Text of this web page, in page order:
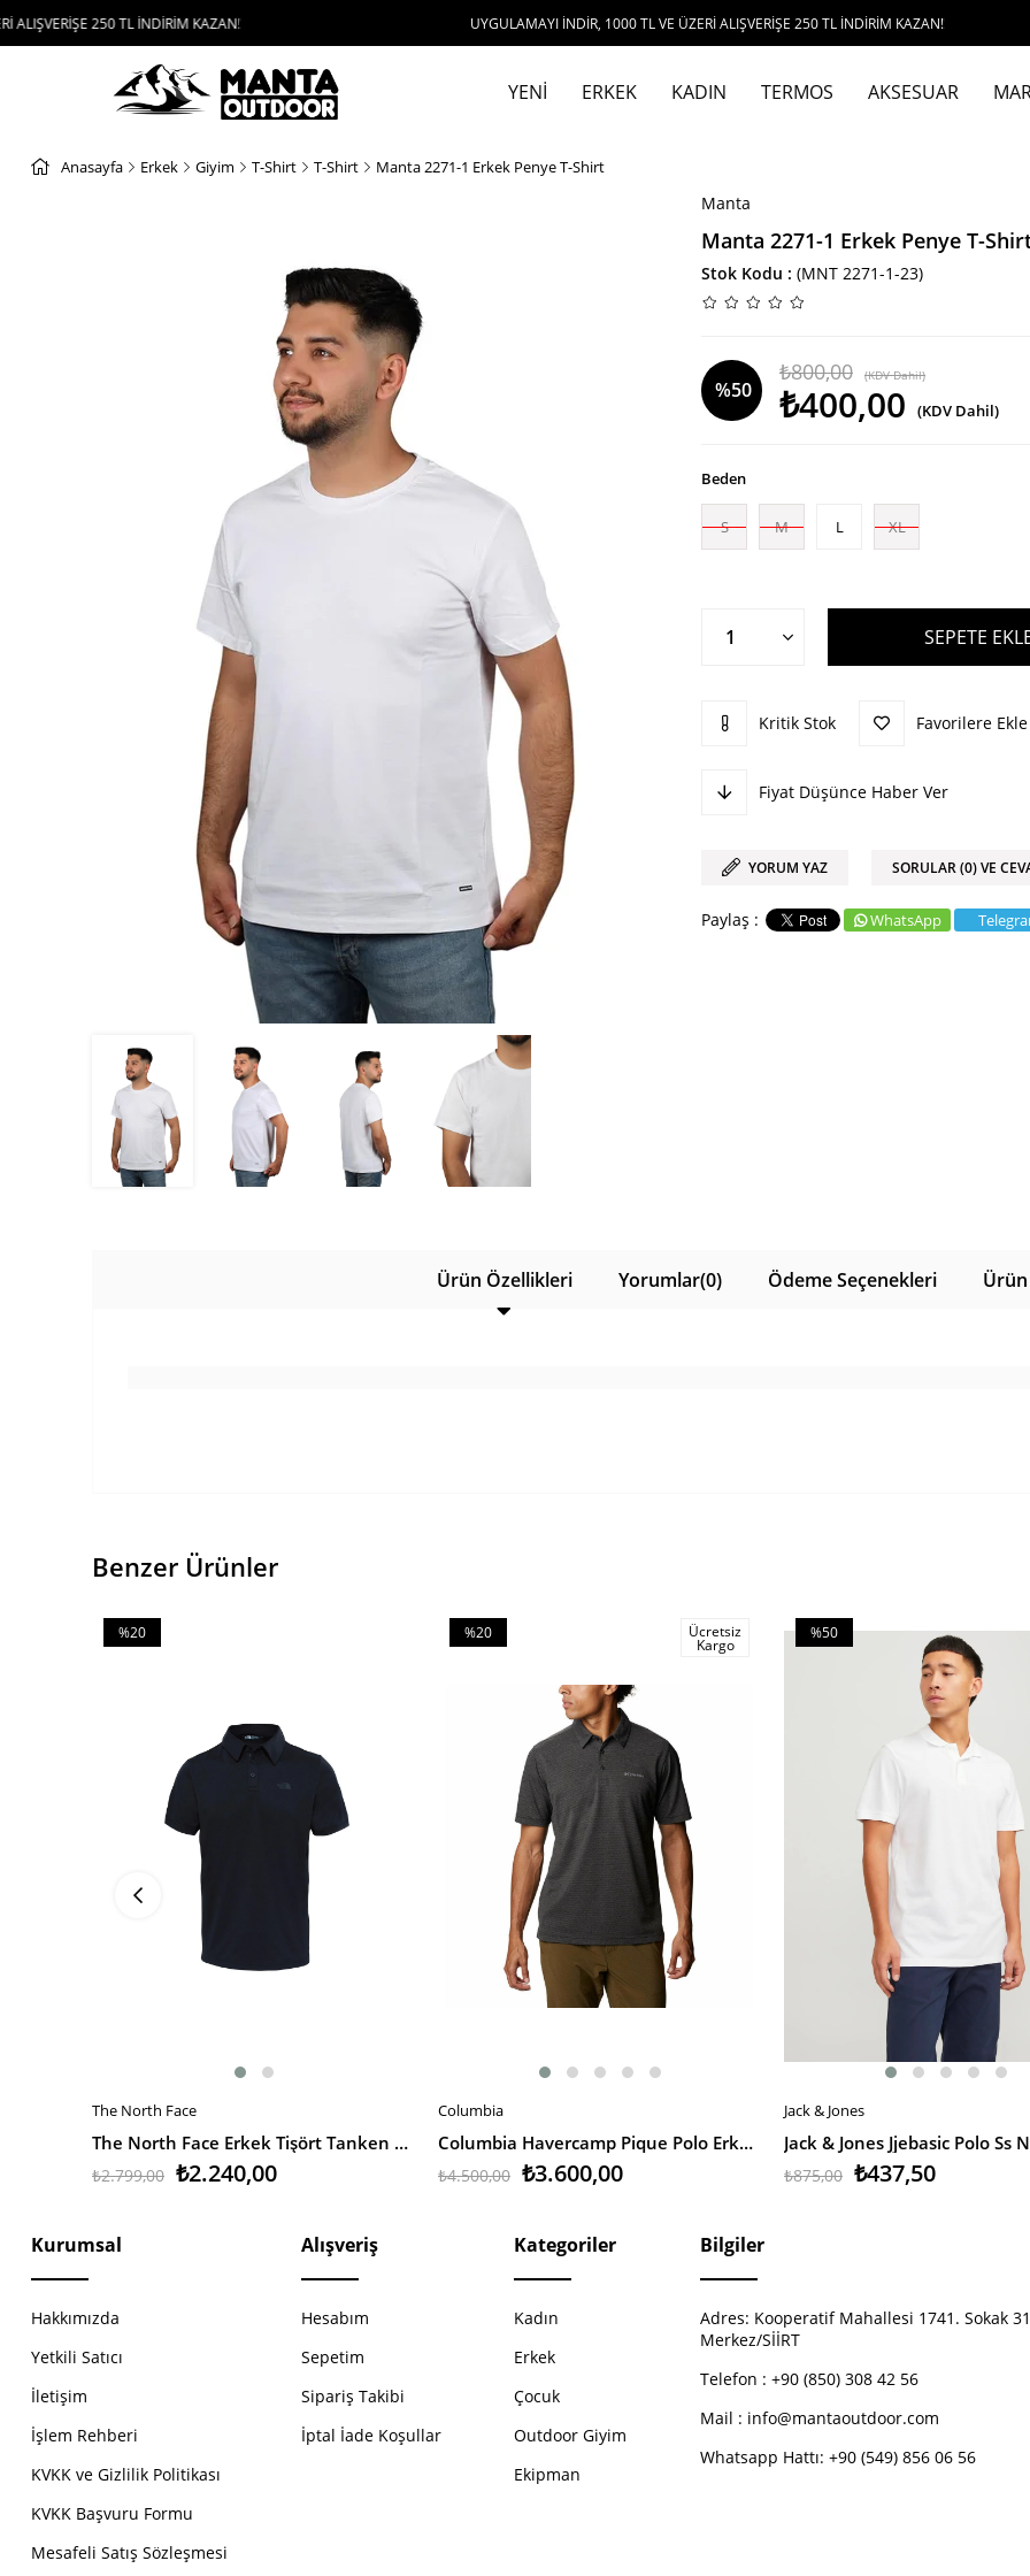
250 TL İNDİRİM KAZAN! UYGULAMAYI İNDİR, 1000 TL VE ÜZERİ ALIŞVERİŞE 250 TL İNDİRİM KAZAN!
YENİ ERKEK KADIN TERMOS AKSESUAR
Anasayfa Erkek Giyim T-Shirt T-Shirt Manta 2271-1 Erkek Penye T-Shirt
Manta
Manta 2271-1 Erkek Penye T-
Stok Kodu (MNT 2271-1-23)
%50
₺800,00 (KDV Dahil)
₺400,00 (KDV Dahil)
Beden
S M L XL
Kritik Stok Favorilere Ekle
Fiyat Düşünce Haber Ver
YORUM YAZ SORULAR (0) VE
WhatsApp
Ürün Özellikleri Yorumlar(0) Ödeme Seçenekleri
Benzer Ürünler
SEPETE EKLE
%20
The North Face
The North Face Erkek Tişört Tanken Polo - Eu
₺2.240,00
₺2.799,00
SEPETE EKLE
%20
Ücretsiz
Kargo
Columbia
Columbia Havercamp Pique Polo Erkek T-Shirt
₺3.600,00
₺4.500,00
SEPETE EKLE
%50
Jack & Jones
₺437,50
₺875,00
Kurumsal
Hakkımızda
Yetkili Satıcı
İletişim
İşlem Rehberi
KVKK ve Gizlilik Politikası
KVKK Başvuru Formu
Mesafeli Satış Sözleşmesi
Alışveriş
Hesabım
Sepetim
Sipariş Takibi
İptal İade Koşullar
Kategoriler
Kadın
Erkek
Çocuk
Outdoor Giyim
Ekipman
Bilgiler
Adres: Kooperatif Mahallesi 1741. Sokak
Merkez/SİİRT
Telefon : +90 (850) 308 42 56
Mail : info@mantaoutdoor.com
Whatsapp Hattı: +90 (549) 856 06 56